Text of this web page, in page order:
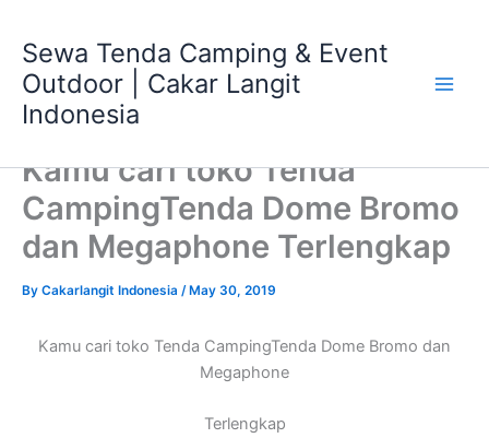
content
Sewa Tenda Camping & Event
Outdoor | Cakar Langit
Indonesia
Kamu cari toko Tenda
CampingTenda Dome Bromo
dan Megaphone Terlengkap
By Cakarlangit Indonesia / May 30, 2019
Kamu cari toko Tenda CampingTenda Dome Bromo dan
Megaphone
Terlengkap